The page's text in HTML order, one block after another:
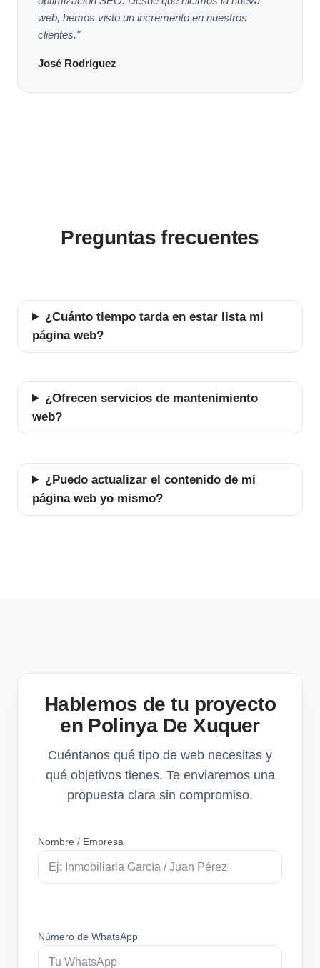
web, hemos visto un incremento en nuestros
clientes."
José Rodríguez
Preguntas frecuentes
¿Cuánto tiempo tarda en estar lista mi
página web?
¿Ofrecen servicios de mantenimiento
web?
¿Puedo actualizar el contenido de mi
página web yo mismo?
Hablemos de tu proyecto
en Polinya De Xuquer
Cuéntanos qué tipo de web necesitas y
qué objetivos tienes. Te enviaremos una
propuesta clara sin compromiso.
Nombre / Empresa
Número de WhatsApp